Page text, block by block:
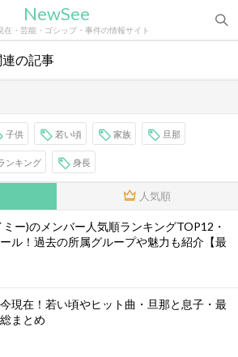
NewSee
在・芸能・ゴシップ・事件の情報サイト
連の記事
子供 若い頃 家族 旦那
ンキング 身長
人気順
ミー)のメンバー人気順ランキングTOP12・
ル！過去の所属グループや魅力も紹介【最
現在！若い頃やヒット曲・旦那と息子・最
まとめ